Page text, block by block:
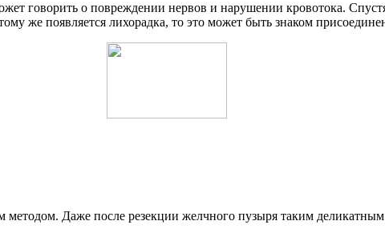
говорить о повреждении нервов и нарушении кровотока.
же появляется лихорадка, то это может быть знаком
методом. Даже после резекции желчного пузыря таким